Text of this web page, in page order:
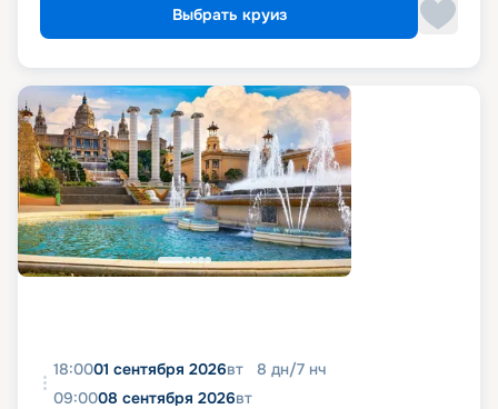
Выбрать круиз
18:0001 сентября 2026вт 8 дн/7 нч
09:0008 сентября 2026вт